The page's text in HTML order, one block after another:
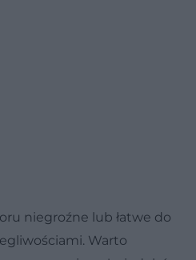
niegroźne lub łatwe do
Warto